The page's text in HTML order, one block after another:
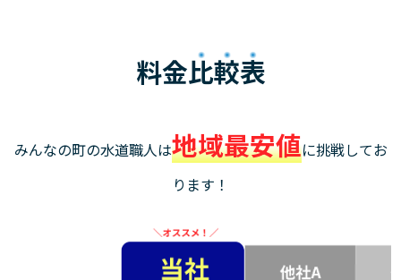
料金比較表
みんなの町の水道職人は地域最安値に挑戦してお
ります！